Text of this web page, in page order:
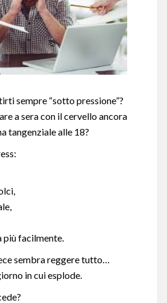
sempre “sotto pressione”?
a sera con il cervello ancora
tangenziale alle 18?
più facilmente.
sembra reggere tutto…
in cui esplode.